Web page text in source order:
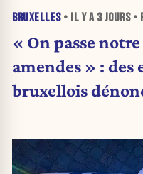
BRUXELLES• IL Y A 3 JOURS•
« On passe
amendes » : des
bruxellois